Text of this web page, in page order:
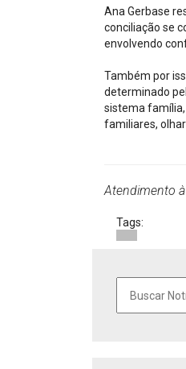
Ana Gerbase
conciliação se
envolvendo
Também por
determinado
sistema
familiares,
Atendimento
Tags: